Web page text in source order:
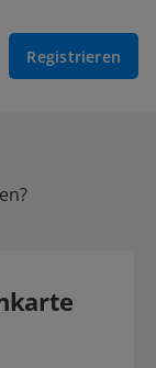
Registrieren